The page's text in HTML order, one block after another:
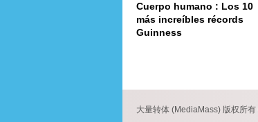
Cuerpo humano : Los 10
más increíbles récords
Guinness
大量转体 (MediaMass) 版权所